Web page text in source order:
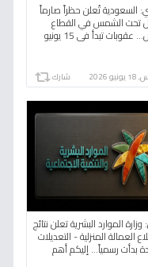
السعودية تُعلن حظراً صارماً
تحت الشمس في القطاع
الخاص… عقوبات تبدأ في 15 يونيو
2026 شارك
الموارد البشرية تعلن نتائج
العمالة المنزلية - التعديلات
بدأت رسمياً… إليكم أهم